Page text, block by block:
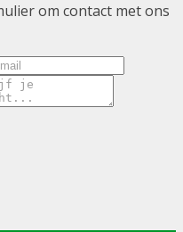
om contact met ons